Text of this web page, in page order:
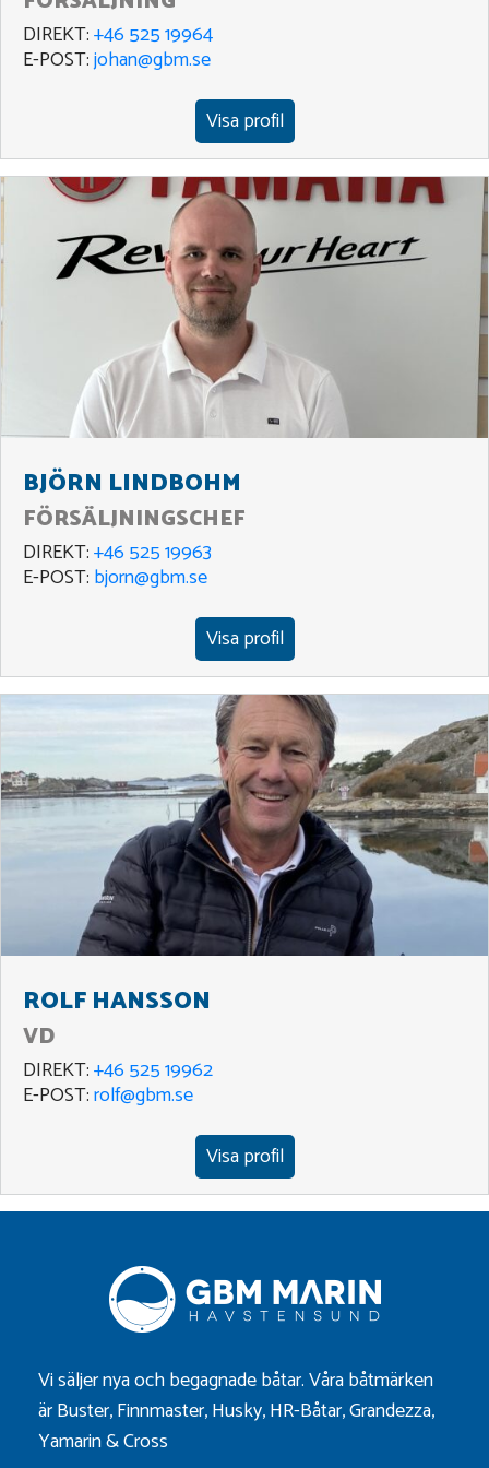
DIREKT:+46 525 19964
E-POST:johan@gbm.se
Visa profil
BJÖRN LINDBOHM
FÖRSÄLJNINGSCHEF
DIREKT:+46 525 19963
E-POST: bjorn@gbm.se
Visa profil
ROLF HANSSON
VD
DIREKT:+46 525 19962
E-POST:rolf@gbm.se
Visa profil
Vi säljer nya och begagnade båtar. Våra båtmärken
ärBuster,Finnmaster,Husky,HR-Båtar,Grandezza,
Yamarin&Cross